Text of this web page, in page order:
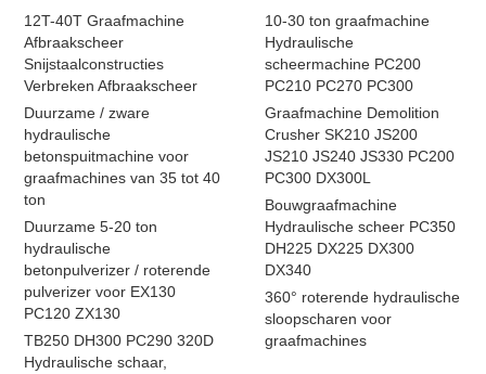
12T-40T Graafmachine
Afbraakscheer
Snijstaalconstructies
Verbreken Afbraakscheer
Duurzame / zware
hydraulische
betonspuitmachine voor
graafmachines van 35 tot 40
ton
Duurzame 5-20 ton
hydraulische
betonpulverizer / roterende
pulverizer voor EX130
PC120 ZX130
TB250 DH300 PC290 320D
Hydraulische schaar,
10-30 ton graafmachine
Hydraulische
scheermachine PC200
PC210 PC270 PC300
Graafmachine Demolition
Crusher SK210 JS200
JS210 JS240 JS330 PC200
PC300 DX300L
Bouwgraafmachine
Hydraulische scheer PC350
DH225 DX225 DX300
DX340
360° roterende hydraulische
sloopscharen voor
graafmachines